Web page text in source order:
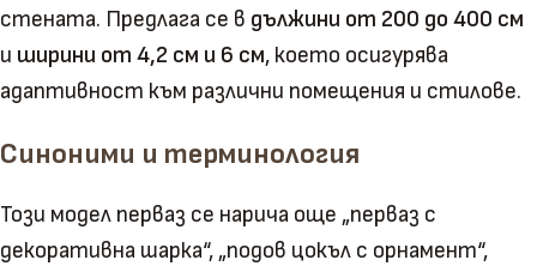
стената. Предлага се в дължини от 200 до 400 см
и ширини от 4,2 см и 6 см, което осигурява
адаптивност към различни помещения и стилове.
Синоними и терминология
Този модел перваз се нарича още „перваз с
декоративна шарка“, „подов цокъл с орнамент“,